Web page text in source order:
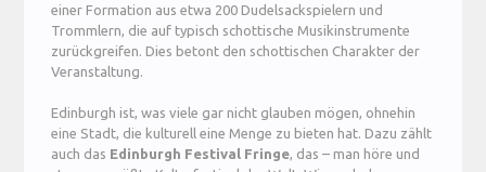
einer Formation aus etwa 200 Dudelsackspielern und
Trommlern, die auf typisch schottische Musikinstrumente
zurückgreifen. Dies betont den schottischen Charakter der
Veranstaltung.
Edinburgh ist, was viele gar nicht glauben mögen, ohnehin
eine Stadt, die kulturell eine Menge zu bieten hat. Dazu zählt
auch das Edinburgh Festival Fringe, das – man höre und